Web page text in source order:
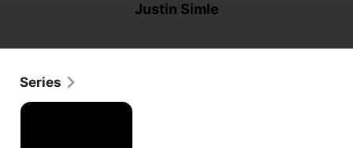
Justin Simle
Series
Pilotos